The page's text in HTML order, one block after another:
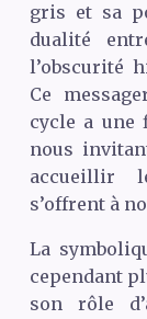
gris et sa
dualité
l’obscurité
Ce
cycle a une
nous
accueillir
s’offrent à
La
cependant
son rôle